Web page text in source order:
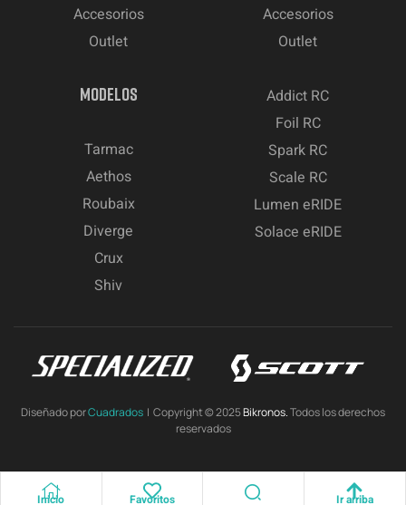
Inicio Favoritos Ir arriba
Accesorios
Outlet
Accesorios
Outlet
MODELOS
Tarmac
Aethos
Roubaix
Diverge
Crux
Shiv
Addict RC
Foil RC
Spark RC
Scale RC
Lumen eRIDE
Solace eRIDE
Diseñado porCuadrados | Copyright © 2025Bikronos.Todos los derechos
reservados